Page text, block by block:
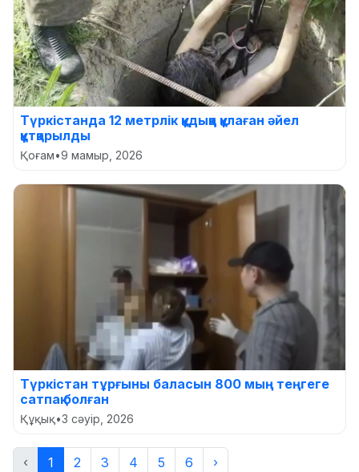
Түркістанда 12 метрлік құдыққа құлаған әйел
құтқарылды
Қоғам•9 мамыр, 2026
Түркістан тұрғыны баласын 800 мың теңгеге
сатпақ болған
Құқық•3 сәуір, 2026
‹ 1 2 3 4 5 6 ›